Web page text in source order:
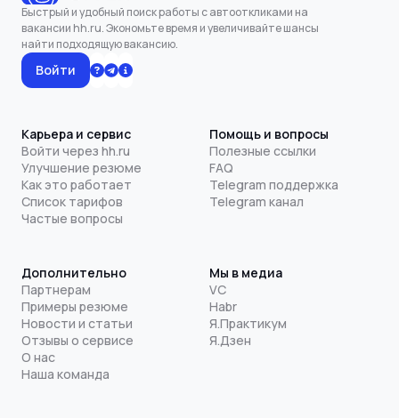
Быстрый и удобный поиск работы с автооткликами на
вакансии hh.ru. Экономьте время и увеличивайте шансы
найти подходящую вакансию.
Войти
Карьера и сервис
Войти через hh.ru
Улучшение резюме
Как это работает
Список тарифов
Частые вопросы
Помощь и вопросы
Полезные ссылки
FAQ
Telegram поддержка
Telegram канал
Дополнительно
Партнерам
Примеры резюме
Новости и статьи
Отзывы о сервисе
О нас
Наша команда
Мы в медиа
VC
Habr
Я.Практикум
Я.Дзен